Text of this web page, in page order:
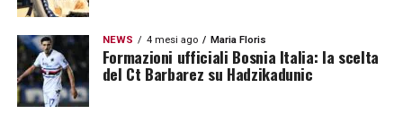
NEWS 4 mesi ago Maria Floris
Formazioni ufficiali Bosnia Italia: la scelta
del Ct Barbarez su Hadzikadunic